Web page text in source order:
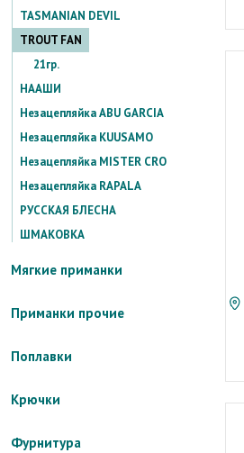
TASMANIAN DEVIL
TROUT FAN
21гр.
НААШИ
Незацепляйка ABU GARCIA
Незацепляйка KUUSAMO
Незацепляйка MISTER CRO
Незацепляйка RAPALA
РУССКАЯ БЛЕСНА
ШМАКОВКА
Мягкие приманки
Приманки прочие
Поплавки
Крючки
Фурнитура